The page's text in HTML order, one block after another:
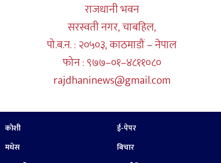
राजधानी भवन
सरस्वती नगर, चाबहिल,
पो.ब.न. : २०५०३, काठमाडौं – नेपाल
फोन : ९७७–०१–४८११०८०
rajdhaninews@gmail.com
कोशी
मधेस
ई-पेपर
बिचार